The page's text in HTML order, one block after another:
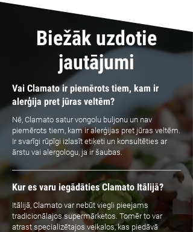
Biežāk uzdotie
jautājumi
Vai Clamato ir piemērots tiem, kam ir
alerģija pret jūras veltēm?
Nē, Clamato satur vongolu buljonu un nav
piemērots tiem, kam ir alerģijas pret jūras veltēm.
Ir svarīgi rūpīgi izlasīt etiķeti un konsultēties ar
ārstu vai alergologu, ja ir šaubas.
Kur es varu iegādāties Clamato Itālijā?
Itālijā, Clamato var nebūt viegli pieejams
tradicionālajos supermārketos. Tomēr to var
atrast specializētajos veikalos, kas piedāvā